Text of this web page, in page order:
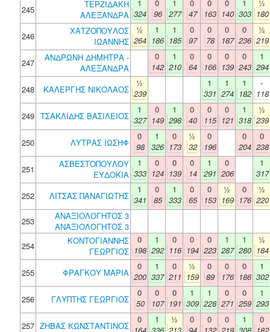
245
ΤΕΡΖΙΔΑΚΗ
ΑΛΕΞΑΝΔΡΑ
1
324
0
96
1
277
0
47
0
163
0
140
1
303
½
180
246
ΧΑΤΖΟΠΟΥΛΟΣ
ΙΩΑΝΝΗΣ
½
264
1
186
1
185
0
97
0
78
0
187
0
236
½
219
247
ΑΝΔΡΩΝΗ ΔΗΜΗΤΡΑ -
ΑΛΕΞΑΝΔΡΑ
0
142
1
210
0
64
0
166
0
139
0
243
1
294
248
ΚΑΛΕΡΓΗΣ ΝΙΚΟΛΑΟΣ
½
239
1
331
1
274
1
182
-
118
249 ΤΣΑΚΛΙΔΗΣ ΒΑΣΙΛΕΙΟΣ
1
327
0
149
1
298
0
40
0
115
0
121
1
318
½
239
250
ΛΥΤΡΑΣ ΙΩΣΗΦ
0
98
1
326
0
173
½
32
0
196
0
204
0
238
251
ΑΣΒΕΣΤΟΠΟΥΛΟΥ
ΕΥΔΟΚΙΑ
1
333
0
124
0
139
0
14
1
291
0
206
1
317
252
ΛΙΤΣΑΣ ΠΑΝΑΓΙΩΤΗΣ
1
341
0
85
1
333
0
65
0
153
½
169
0
176
½
220
253
ΑΝΑΞΙΟΛΟΓΗΤΟΣ 3
ΑΝΑΞΙΟΛΟΓΗΤΟΣ 3
254
ΚΟΝΤΟΓΙΑΝΝΗΣ
ΓΕΩΡΓΙΟΣ
0
198
1
292
0
116
0
194
0
223
1
287
1
280
½
184
255
ΦΡΑΓΚΟΥ ΜΑΡΙΑ
0
200
1
337
0
211
½
159
0
89
0
176
0
186
1
302
256
ΓΛΥΠΤΗΣ ΓΕΩΡΓΙΟΣ
0
50
0
107
0
191
1
309
1
228
0
271
0
259
1
293
257 ΖΗΒΑΣ ΚΩΝΣΤΑΝΤΙΝΟΣ
0
1
½
0
0
0
1
0